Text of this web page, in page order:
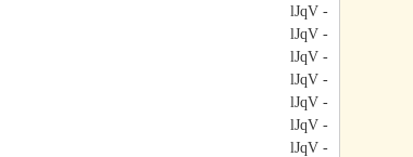
- lJqV
- lJqV
- lJqV
- lJqV
- lJqV
- lJqV
- lJqV